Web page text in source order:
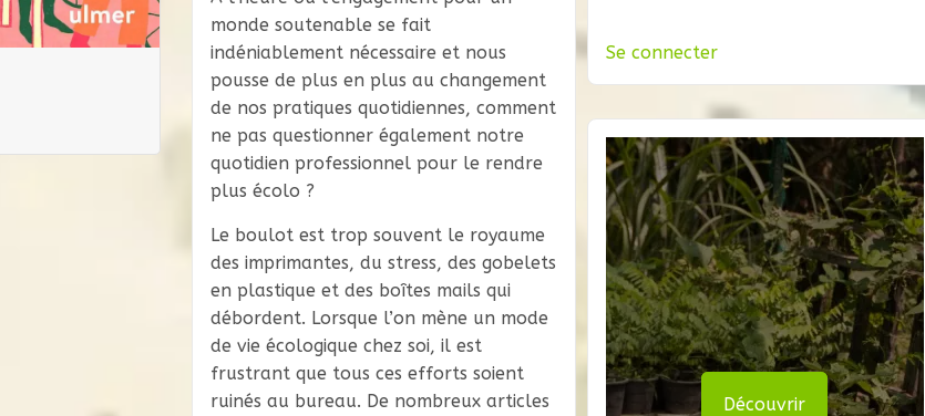
monde soutenable se fait
indéniablement nécessaire et nous
pousse de plus en plus au changement
de nos pratiques quotidiennes, comment
ne pas questionner également notre
quotidien professionnel pour le rendre
plus écolo ?
Le boulot est trop souvent le royaume
des imprimantes, du stress, des gobelets
en plastique et des boîtes mails qui
débordent. Lorsque l’on mène un mode
de vie écologique chez soi, il est
frustrant que tous ces efforts soient
ruinés au bureau. De nombreux articles
Se connecter
Découvrir